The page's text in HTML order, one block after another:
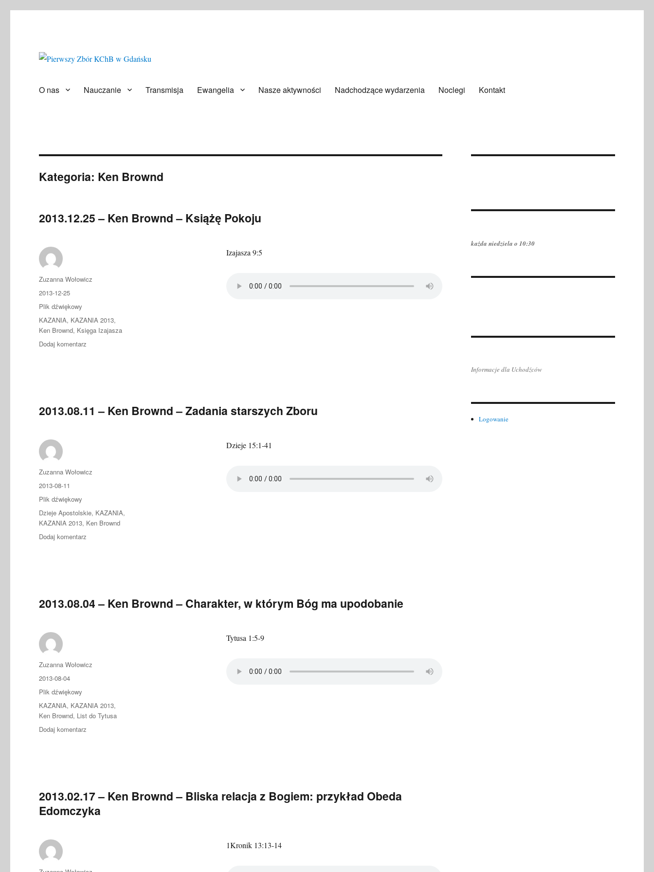
O nas Nauczanie Transmisja Ewangelia Nasze aktywności Nadchodzące wydarzenia Noclegi Kontakt
Kategoria: Ken Brownd
2013.12.25 – Ken Brownd – Książę Pokoju
Izajasza 9:5
Autor
Zuzanna Wołowicz
Data
publikacji
2013-12-25
Format
Plik dźwiękowy
Kategorie
KAZANIA, KAZANIA 2013,
Ken Brownd, Księga Izajasza
Dodaj komentarz
Pokoju
2013.08.11 – Ken Brownd – Zadania starszych Zboru
Dzieje 15:1-41
Autor
Zuzanna Wołowicz
Data
publikacji
2013-08-11
Format
Plik dźwiękowy
Kategorie
Dzieje Apostolskie, KAZANIA,
KAZANIA 2013, Ken Brownd
Dodaj komentarz
Zadania
starszych
2013.08.04 – Ken Brownd – Charakter, w którym Bóg ma upodobanie
Tytusa 1:5-9
Autor
Zuzanna Wołowicz
Data
publikacji
2013-08-04
Format
Plik dźwiękowy
Kategorie
KAZANIA, KAZANIA 2013,
Ken Brownd, List do Tytusa
Dodaj komentarz
Charakter,
w
którym
2013.02.17 – Ken Brownd – Bliska relacja z Bogiem: przykład Obeda
Edomczyka
1Kronik 13:13-14
każda niedziela o 10:30
Informacje dla Uchodźców
Logowanie